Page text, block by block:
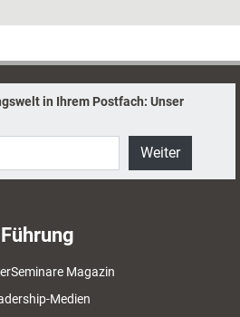
in Ihrem Postfach: Unser
Weiter
Führung
Magazin
Medien